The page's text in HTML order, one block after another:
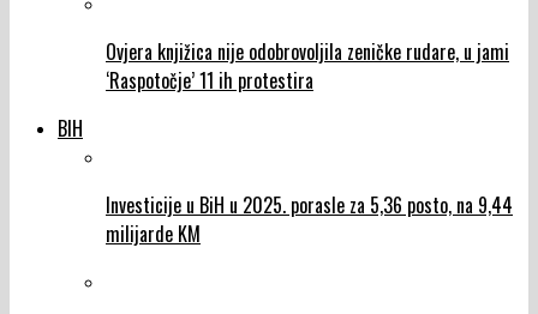
Ovjera knjižica nije odobrovoljila zeničke rudare, u jami
‘Raspotočje’ 11 ih protestira
BIH
Investicije u BiH u 2025. porasle za 5,36 posto, na 9,44
milijarde KM